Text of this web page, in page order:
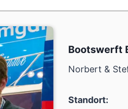
Bootswerft
Norbert &
Standort: